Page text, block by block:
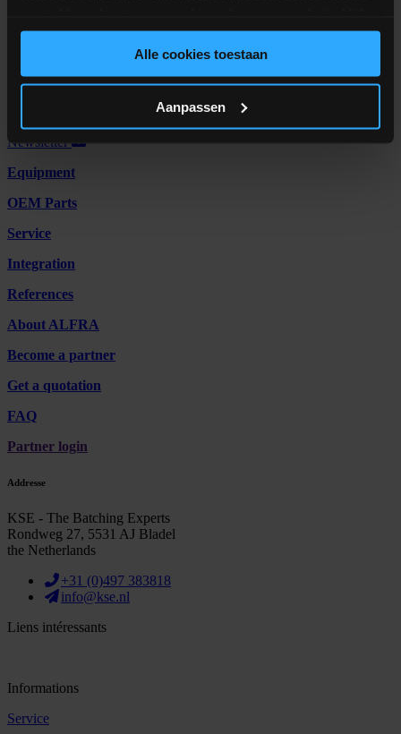
gebruiken.
Alle cookies toestaan
Aanpassen
Avec la large gamme de machines ALFRA, nous comprenons qu’il
peut être difficile de prendre une décision. Nous sommes à votre
disposition pour répondre à toutes vos questions sur nos
Contactez-nous
Newsletter
Equipment
OEM Parts
Service
Integration
References
About ALFRA
Become a partner
Get a quotation
FAQ
Partner login
Addresse
KSE - The Batching Experts
Rondweg 27, 5531 AJ Bladel
the Netherlands
+31 (0)497 383818
info@kse.nl
Liens intéressants
Informations
Service